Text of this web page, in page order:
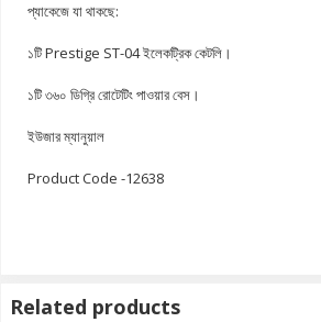
প্যাকেজে যা থাকছে:
১টি Prestige ST-04 ইলেকট্রিক কেটলি।
১টি ৩৬০ ডিগ্রি রোটেটিং পাওয়ার বেস।
ইউজার ম্যানুয়াল
Product Code -12638
Related products